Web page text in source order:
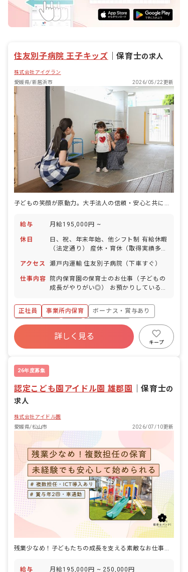
住友別子病院 王子キッズ ｜保育士の求人
株式会社アイグラン
愛媛県/新居浜市
2026/05/22更新
子どもの笑顔が原動力。大手法人の信頼・安心と共に成長できる保育の舞台
給与 月給195,000円 ~
休日
日、祝、年末年始、他シフト制 有給休暇
（法定通り） 産休・育休（取得実績多
日
アクセス 瀬戸内運輸 住友別子病院（下車すぐ）
仕事内容
院内保育園の保育士のお仕事（子どもの
成長がやりがい◎） お預かりしている子
食事・睡眠・排泄・清潔・衣類の着脱等
・集団生活を通じた社会性の装着 ・行事
の計画・実行、お知らせの作成
正社員 事業所内保育
ボーナス・賞与あり
社会保険完備
有給
福利厚生充実
昇給昇進あり
産休育休制度
詳しく見る
キープ
26年度募集
認定こども園アイドル園 雄郡園 ｜保育士の
求人
株式会社アイドル園
愛媛県/松山市
2026/07/10更新
残業少なめ！子どもたちの成長を支える素敵なお仕事始めませんか？
給与 月給195,000円 ~ 250,000円